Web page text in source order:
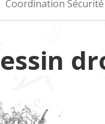
Coordination Sécurité